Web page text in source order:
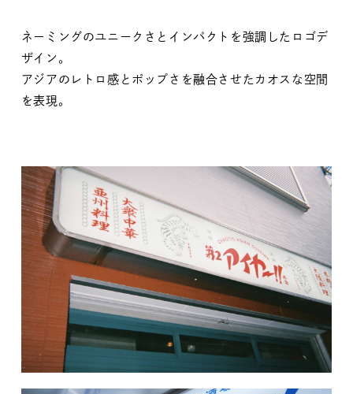
ネーミングのユニークさとインパクトを強調したロゴデ
ザイン。
アジアのレトロ感とポップさを融合させたカオスな空間
を表現。